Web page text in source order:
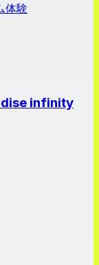
体験
infinity